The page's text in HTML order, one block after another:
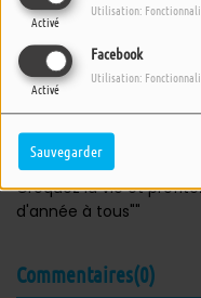
Activé
Utilisation:
Facebook
Activé
Utilisation:
Sauvegarder
25 DÉCEMBRE 2022 -
ÉCOUTER LE PODCAST
N'ayez pas peur du
Croquez la vie et
d'année à tous""
Commentaires(0)